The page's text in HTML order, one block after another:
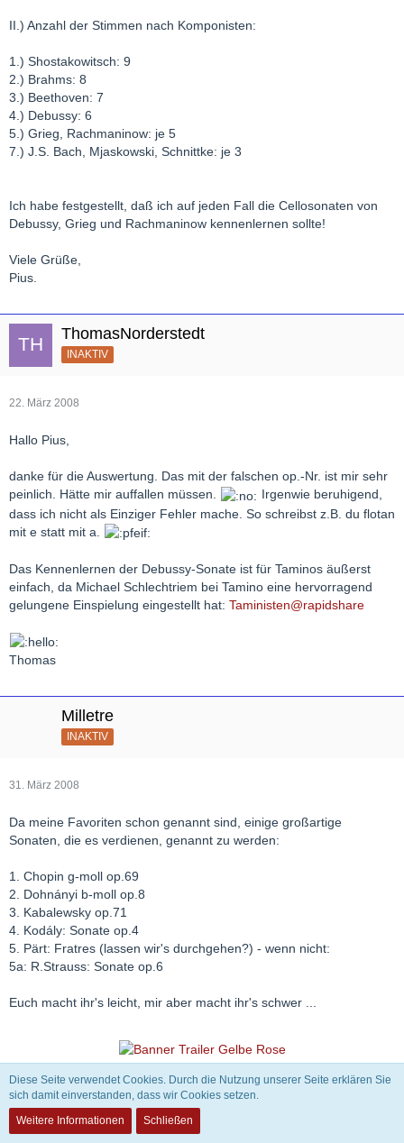
II.) Anzahl der Stimmen nach Komponisten:
1.) Shostakowitsch: 9
2.) Brahms: 8
3.) Beethoven: 7
4.) Debussy: 6
5.) Grieg, Rachmaninow: je 5
7.) J.S. Bach, Mjaskowski, Schnittke: je 3
Ich habe festgestellt, daß ich auf jeden Fall die Cellosonaten von
Debussy, Grieg und Rachmaninow kennenlernen sollte!
Viele Grüße,
Pius.
ThomasNorderstedt
INAKTIV
22. März 2008
Hallo Pius,
danke für die Auswertung. Das mit der falschen op.-Nr. ist mir sehr
peinlich. Hätte mir auffallen müssen.
Irgenwie beruhigend,
dass ich nicht als Einziger Fehler mache. So schreibst z.B. du flotan
mit e statt mit a.
Das Kennenlernen der Debussy-Sonate ist für Taminos äußerst
einfach, da Michael Schlechtriem bei Tamino eine hervorragend
gelungene Einspielung eingestellt hat: Taministen@rapidshare
Thomas
Milletre
INAKTIV
31. März 2008
Da meine Favoriten schon genannt sind, einige großartige
Sonaten, die es verdienen, genannt zu werden:
1. Chopin g-moll op.69
2. Dohnányi b-moll op.8
3. Kabalewsky op.71
4. Kodály: Sonate op.4
5. Pärt: Fratres (lassen wir's durchgehen?) - wenn nicht:
5a: R.Strauss: Sonate op.6
Euch macht ihr's leicht, mir aber macht ihr's schwer ...
Matthias Oberg
INAKTIV
Diese Seite verwendet Cookies. Durch die Nutzung unserer Seite erklären Sie
sich damit einverstanden, dass wir Cookies setzen.
Weitere Informationen
Schließen